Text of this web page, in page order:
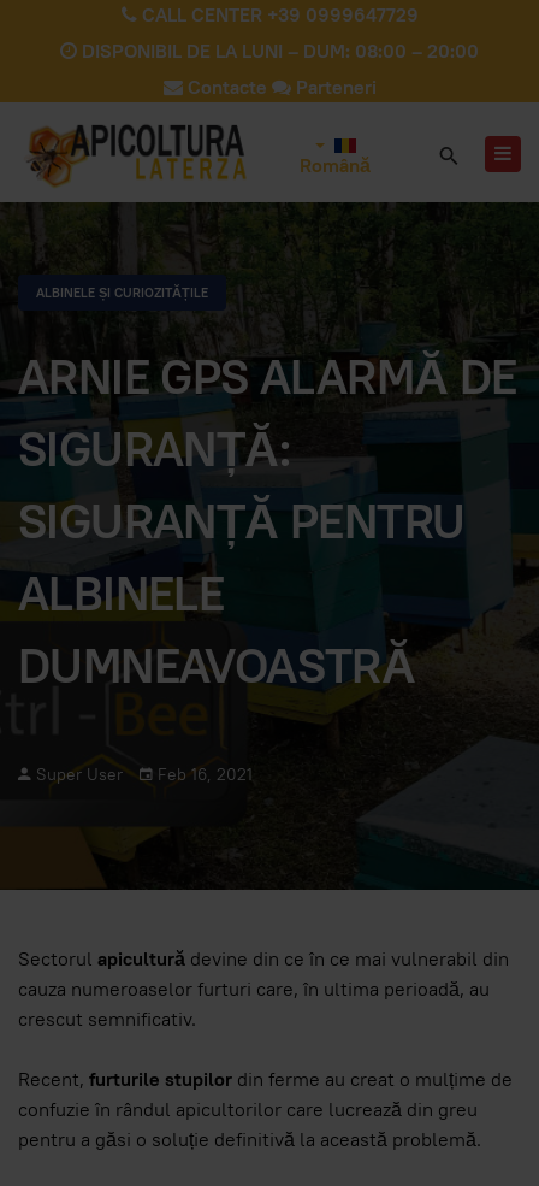
CALL CENTER +39 0999647729
DISPONIBIL DE LA LUNI – DUM: 08:00 – 20:00
Contacte
Parteneri
Română
ALBINELE ȘI CURIOZITĂȚILE
ARNIE GPS ALARMĂ DE
SIGURANȚĂ:
SIGURANȚĂ PENTRU
ALBINELE
DUMNEAVOASTRĂ
Super User Feb 16, 2021
Sectorul apicultură devine din ce în ce mai vulnerabil din
cauza numeroaselor furturi care, în ultima perioadă, au
crescut semnificativ.
Recent, furturile stupilor din ferme au creat o mulțime de
confuzie în rândul apicultorilor care lucrează din greu
pentru a găsi o soluție definitivă la această problemă.